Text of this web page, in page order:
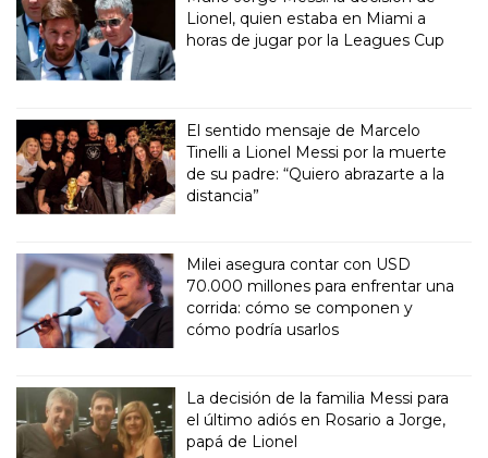
Lionel, quien estaba en Miami a
horas de jugar por la Leagues Cup
El sentido mensaje de Marcelo
Tinelli a Lionel Messi por la muerte
de su padre: “Quiero abrazarte a la
distancia”
Milei asegura contar con USD
70.000 millones para enfrentar una
corrida: cómo se componen y
cómo podría usarlos
La decisión de la familia Messi para
el último adiós en Rosario a Jorge,
papá de Lionel